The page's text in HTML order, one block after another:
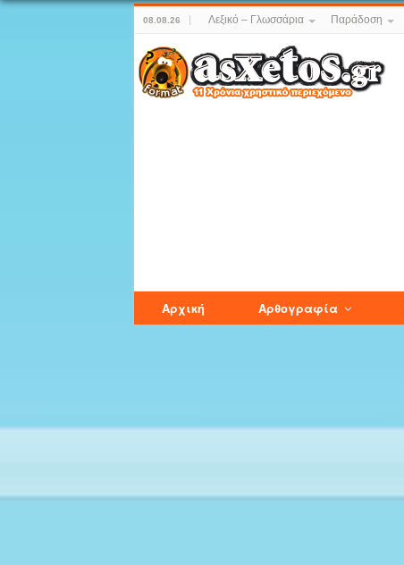
08.08.26 Λεξικό – Γλωσσάρια Παράδοση
Αρχική Αρθογραφία